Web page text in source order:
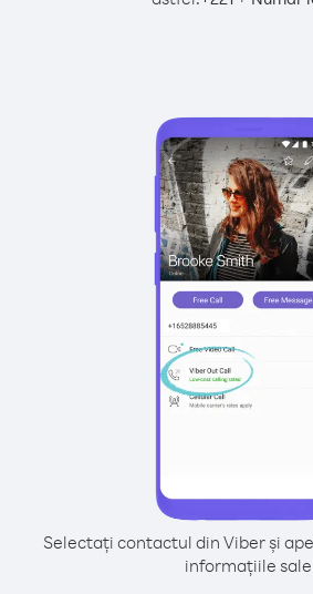
Selectați contactul din Viber și
informațiile sale